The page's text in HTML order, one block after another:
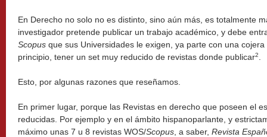
En Derecho no solo no es distinto, sino aún más, es totalmente
investigador pretende publicar un trabajo académico, y debe
Scopus que sus Universidades le exigen, ya parte con una
principio, tener un set muy reducido de revistas donde publicar2
Esto, por algunas razones que reseñamos.
En primer lugar, porque las Revistas en derecho que poseen el
reducidas. Por ejemplo y en el ámbito hispanoparlante, y
máximo unas 7 u 8 revistas WOS/Scopus , a saber, Revista